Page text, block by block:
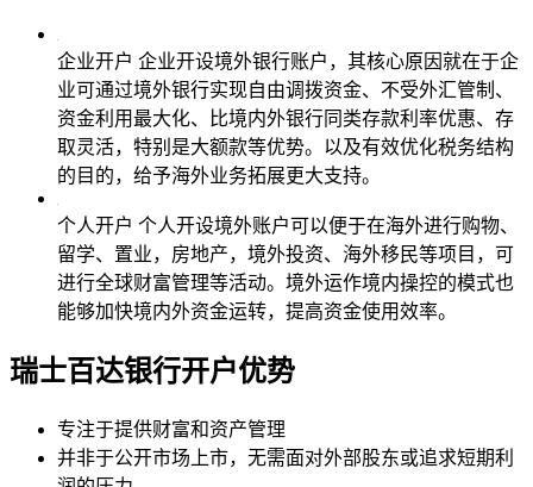
企业开户 企业开设境外银行账户，其核心原因就在于企
业可通过境外银行实现自由调拨资金、不受外汇管制、
资金利用最大化、比境内外银行同类存款利率优惠、存
取灵活，特别是大额款等优势。以及有效优化税务结构
的目的，给予海外业务拓展更大支持。
个人开户 个人开设境外账户可以便于在海外进行购物、
留学、置业，房地产，境外投资、海外移民等项目，可
进行全球财富管理等活动。境外运作境内操控的模式也
能够加快境内外资金运转，提高资金使用效率。
瑞士百达银行开户优势
专注于提供财富和资产管理
并非于公开市场上市，无需面对外部股东或追求短期利